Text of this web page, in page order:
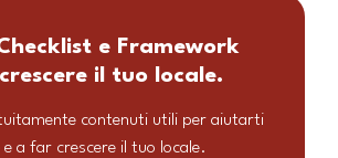
e Framework
il tuo locale.
contenuti utili per aiutarti
a far crescere il tuo locale.